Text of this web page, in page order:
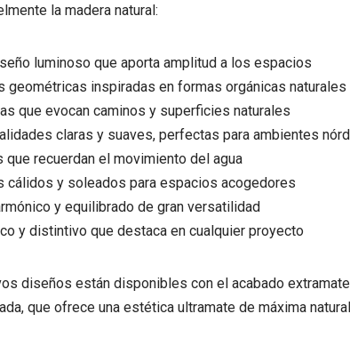
la madera natural:
luminoso que aporta amplitud a los espacios
geométricas inspiradas en formas orgánicas naturales
que evocan caminos y superficies naturales
claras y suaves, perfectas para ambientes
que recuerdan el movimiento del agua
cálidos y soleados para espacios acogedores
y equilibrado de gran versatilidad
y distintivo que destaca en cualquier proyecto
diseños están disponibles con el acabado extramate
que ofrece una estética ultramate de máxima